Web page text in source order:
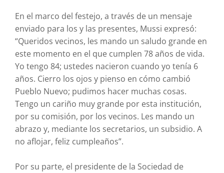
En el marco del festejo, a través de un mensaje
enviado para los y las presentes, Mussi expresó:
“Queridos vecinos, les mando un saludo grande en
este momento en el que cumplen 78 años de vida.
Yo tengo 84; ustedes nacieron cuando yo tenía 6
años. Cierro los ojos y pienso en cómo cambió
Pueblo Nuevo; pudimos hacer muchas cosas.
Tengo un cariño muy grande por esta institución,
por su comisión, por los vecinos. Les mando un
abrazo y, mediante los secretarios, un subsidio. A
no aflojar, feliz cumpleaños”.
Por su parte, el presidente de la Sociedad de